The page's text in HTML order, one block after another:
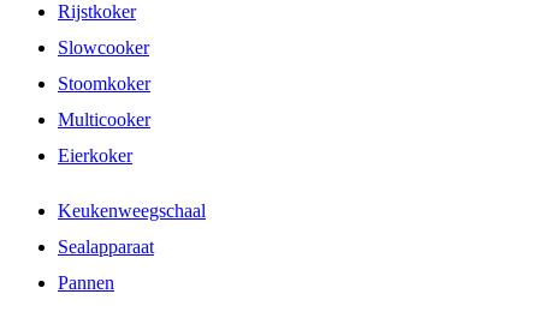
Rijstkoker
Slowcooker
Stoomkoker
Multicooker
Eierkoker
Keukenweegschaal
Sealapparaat
Pannen